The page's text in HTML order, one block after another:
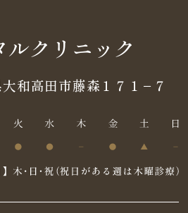
ルクリニック
大和高田市藤森１７１−７